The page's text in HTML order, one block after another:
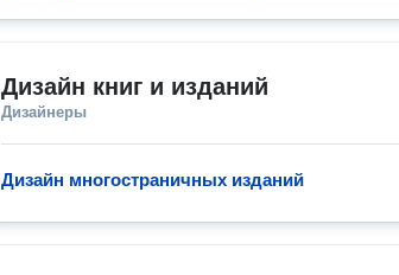
Дизайн книг и изданий
Дизайнеры
Дизайн многостраничных изданий